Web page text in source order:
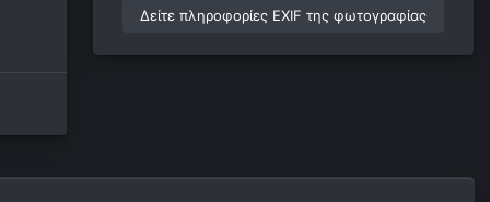
Δείτε πληροφορίες EXIF της φωτογραφίας